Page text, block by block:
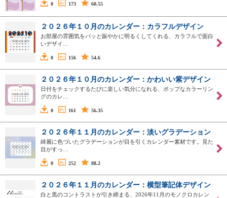
0 173 60.55
２０２６年１０月のカレンダー：カラフルデザイン
お部屋の雰囲気をパッと賑やかに明るくしてくれる、カラフルで面白
いデザイ…
0 156 54.6
２０２６年１０月のカレンダー：かわいい紫デザイン
日付をチェックするたびに楽しい気分になれる、ポップなカラーリン
グのカレ…
0 161 56.35
２０２６年１１月のカレンダー：淡いグラデーション
綺麗に色づいたグラデーションが目を引くカレンダー素材です。見た
目がすっ…
0 252 88.2
２０２６年１１月のカレンダー：横型筆記体デザイン
白と黒のコントラストが引き締まる、2026年11月のモノクロカレン